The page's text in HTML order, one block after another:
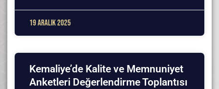
19 Aralık 2025
Kemaliye’de Kalite ve Memnuniyet
Anketleri Değerlendirme Toplantısı